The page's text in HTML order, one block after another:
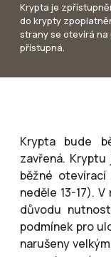
Krypta je
do krypty
strany se otevírá
přístupná.
Krypta bude
zavřená.
běžné
neděle 13-17).
důvodu
podmínek pro
narušeny